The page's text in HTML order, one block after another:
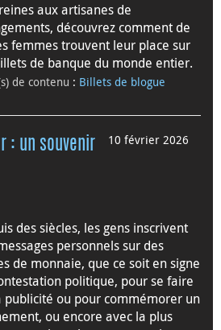
aux artisanes de
découvrez comment de
femmes trouvent leur place sur
de banque du monde entier.
de contenu : Billets de blogue
10 février 2026
: un souvenir
des siècles, les gens inscrivent
personnels sur des
de monnaie, que ce soit en signe
politique, pour se faire
publicité ou pour commémorer un
ou encore avec la plus